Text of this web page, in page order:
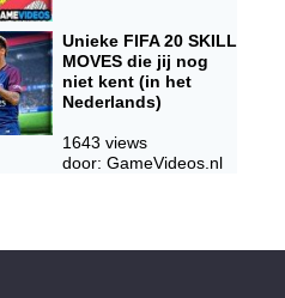
Unieke FIFA 20 SKILL
MOVES die jij nog
niet kent (in het
Nederlands)
1643 views
door: GameVideos.nl